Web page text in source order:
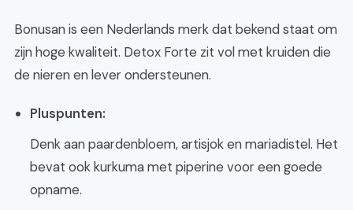
Bonusan is een Nederlands merk dat bekend staat om
zijn hoge kwaliteit. Detox Forte zit vol met kruiden die
de nieren en lever ondersteunen.
Pluspunten:
Denk aan paardenbloem, artisjok en mariadistel. Het
bevat ook kurkuma met piperine voor een goede
opname.